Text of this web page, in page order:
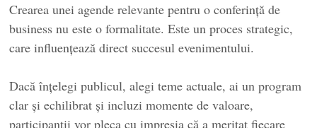
Crearea unei agende relevante pentru o conferință de
business nu este o formalitate. Este un proces strategic,
care influențează direct succesul evenimentului.
Dacă înțelegi publicul, alegi teme actuale, ai un program
clar și echilibrat și incluzi momente de valoare,
participanții vor pleca cu impresia că a meritat fiecare